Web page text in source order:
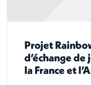
Projet
d’échange
la France et